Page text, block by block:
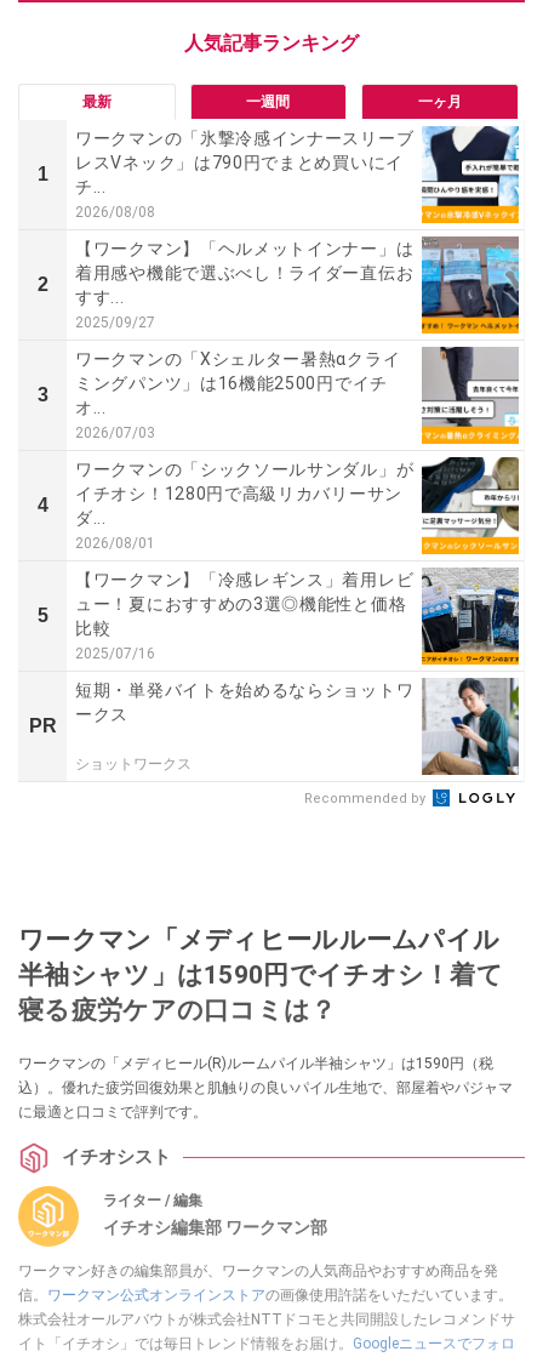
最新 一週間 一ヶ月
1
ワークマンの「氷撃冷感インナースリーブ
レスVネック」は790円でまとめ買いにイ
チ...
2026/08/08
2
【ワークマン】「ヘルメットインナー」は
着用感や機能で選ぶべし！ライダー直伝お
すす...
2025/09/27
3
ワークマンの「Xシェルター暑熱αクライ
ミングパンツ」は16機能2500円でイチ
オ...
2026/07/03
4
ワークマンの「シックソールサンダル」が
イチオシ！1280円で高級リカバリーサン
ダ...
2026/08/01
5
【ワークマン】「冷感レギンス」着用レビ
ュー！夏におすすめの3選◎機能性と価格
比較
2025/07/16
PR
短期・単発バイトを始めるならショットワ
ークス
ショットワークス
Recommended by
ワークマン「メディヒールルームパイル
半袖シャツ」は1590円でイチオシ！着て
寝る疲労ケアの口コミは？
ワークマンの「メディヒール(R)ルームパイル半袖シャツ」は1590円（税
込）。優れた疲労回復効果と肌触りの良いパイル生地で、部屋着やパジャマ
に最適と口コミで評判です。
イチオシスト
ライター / 編集
イチオシ編集部 ワークマン部
ワークマン好きの編集部員が、ワークマンの人気商品やおすすめ商品を発
信。 ワークマン公式オンラインストアの画像使用許諾をいただいています。
株式会社オールアバウトが株式会社NTTドコモと共同開設したレコメンドサ
イト「イチオシ」では毎日トレンド情報をお届け。 Googleニュースでフォロ